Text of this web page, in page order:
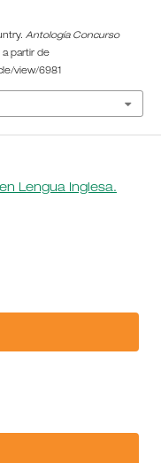
Antología Concurso
a partir de
view/6981
Lengua Inglesa.